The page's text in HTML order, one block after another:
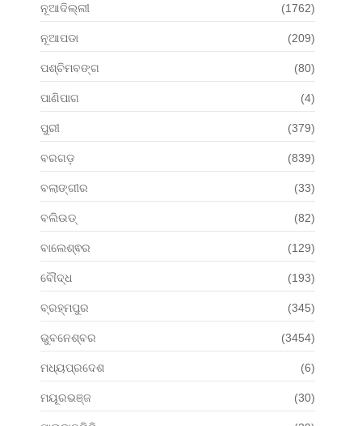
ନୂଆଦିଲ୍ଲୀ (1762)
ନୂଆପଡା (209)
ପଶ୍ଚିମବଙ୍ଗ (80)
ପାଣିପାଗ (4)
ପୁରୀ (379)
ବରଗଡ଼ (839)
ବଲାଙ୍ଗୀର (33)
ବଲିଉଡ୍ (82)
ବାଲେଶ୍ଵର (129)
ବୌଦ୍ଧ (193)
ବ୍ରହ୍ମପୁର (345)
ଭୁବନେଶ୍ବର (3454)
ମଧ୍ୟପ୍ରଦେଶ (6)
ମୟୂରଭଞ୍ଜ (30)